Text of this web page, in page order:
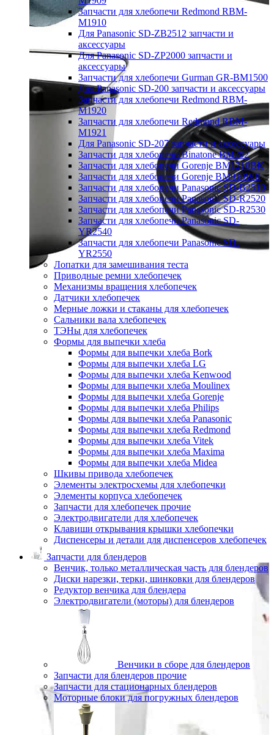
Запчасти для хлебопечи Redmond RBM-
M1910
Для Panasonic SD-ZB2512 запчасти и
аксессуары
Для Panasonic SD-ZP2000 запчасти и
аксессуары
Запчасти для хлебопечи Gurman GR-BM1500
Для Panasonic SD-200 запчасти и аксессуары
Запчасти для хлебопечи Redmond RBM-
M1920
Запчасти для хлебопечи Redmond RBM-
M1921
Для Panasonic SD-207 запчасти и аксессуары
Запчасти для хлебопечи Binatone BM202
Запчасти для хлебопечи Gorenje BM1210BK
Запчасти для хлебопечи Gorenje BM910WII
Запчасти для хлебопечи Panasonic SD-B2510
Запчасти для хлебопечи Panasonic SD-R2520
Запчасти для хлебопечи Panasonic SD-R2530
Запчасти для хлебопечи Panasonic SD-
YR2540
Запчасти для хлебопечи Panasonic SD-
YR2550
Лопатки для замешивания теста
Приводные ремни хлебопечек
Механизмы вращения хлебопечек
Датчики хлебопечек
Мерные ложки и стаканы для хлебопечек
Сальники вала хлебопечек
ТЭНы для хлебопечек
Формы для выпечки хлеба
Формы для выпечки хлеба Bork
Формы для выпечки хлеба LG
Формы для выпечки хлеба Kenwood
Формы для выпечки хлеба Moulinex
Формы для выпечки хлеба Gorenje
Формы для выпечки хлеба Philips
Формы для выпечки хлеба Panasonic
Формы для выпечки хлеба Redmond
Формы для выпечки хлеба Vitek
Формы для выпечки хлеба Maxima
Формы для выпечки хлеба Midea
Шкивы привода хлебопечек
Элементы электросхемы для хлебопечки
Элементы корпуса хлебопечек
Запчасти для хлебопечек прочие
Электродвигатели для хлебопечек
Клавиши открывания крышки хлебопечки
Диспенсеры и детали для диспенсеров хлебопечек
Запчасти для блендеров
Венчик, только металлическая часть для блендеров
Диски нарезки, терки, шинковки для блендеров
Редуктор венчика для блендера
Электродвигатели (моторы) для блендеров
Венчики в сборе для блендеров
Запчасти для блендеров прочие
Запчасти для стационарных блендеров
Моторные блоки для погружных блендеров